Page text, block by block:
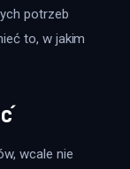
potrzeb
to, w jakim
wcale nie